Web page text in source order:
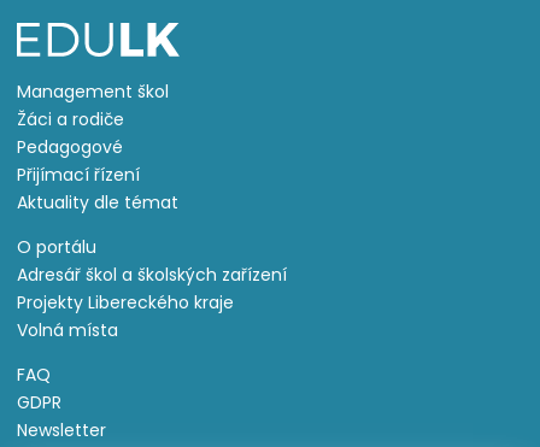
Management škol
Žáci a rodiče
Pedagogové
Přijímací řízení
Aktuality dle témat
O portálu
Adresář škol a školských zařízení
Projekty Libereckého kraje
Volná místa
FAQ
GDPR
Newsletter